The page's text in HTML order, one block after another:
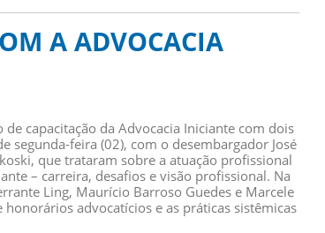
A ADVOCACIA
capacitação da Advocacia Iniciante com dois
segunda-feira (02), com o desembargador José
que trataram sobre a atuação profissional
– carreira, desafios e visão profissional. Na
Ling, Maurício Barroso Guedes e Marcele
advocatícios e as práticas sistêmicas